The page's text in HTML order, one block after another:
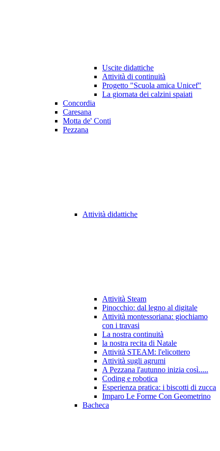
Uscite didattiche
Attività di continuità
Progetto "Scuola amica Unicef"
La giornata dei calzini spaiati
Concordia
Caresana
Motta de' Conti
Pezzana
Attività didattiche
Attività Steam
Pinocchio: dal legno al digitale
Attività montessoriana: giochiamo
con i travasi
La nostra continuità
la nostra recita di Natale
Attività STEAM: l'elicottero
Attività sugli agrumi
A Pezzana l'autunno inizia così.....
Coding e robotica
Esperienza pratica: i biscotti di zucca
Imparo Le Forme Con Geometrino
Bacheca